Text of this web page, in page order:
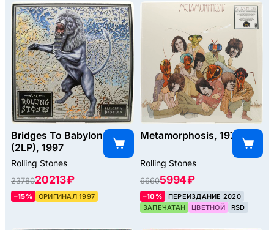
Bridges To Babylon
(2LP), 1997
Rolling Stones
2378020213 ₽
–15% ОРИГИНАЛ 1997
Metamorphosis, 1975
Rolling Stones
66605994 ₽
–10%
ПЕРЕИЗДАНИЕ 2020
ЗАПЕЧАТАН
ЦВЕТНОЙ RSD